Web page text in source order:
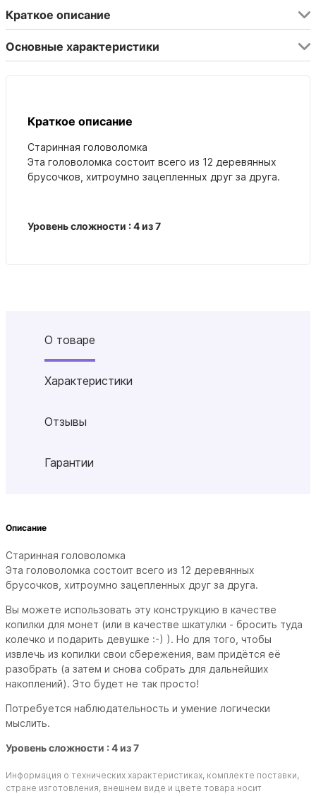
Краткое описание
Основные характеристики
Краткое описание
Старинная головоломка
Эта головоломка состоит всего из 12 деревянных
брусочков, хитроумно зацепленных друг за друга.
Уровень сложности : 4 из 7
О товаре
Характеристики
Отзывы
Гарантии
Описание
Старинная головоломка
Эта головоломка состоит всего из 12 деревянных
брусочков, хитроумно зацепленных друг за друга.
Вы можете использовать эту конструкцию в качестве
копилки для монет (или в качестве шкатулки - бросить туда
колечко и подарить девушке :-) ). Но для того, чтобы
извлечь из копилки свои сбережения, вам придётся её
разобрать (а затем и снова собрать для дальнейших
накоплений). Это будет не так просто!
Потребуется наблюдательность и умение логически
мыслить.
Уровень сложности : 4 из 7
Информация о технических характеристиках, комплекте поставки,
стране изготовления, внешнем виде и цвете товара носит